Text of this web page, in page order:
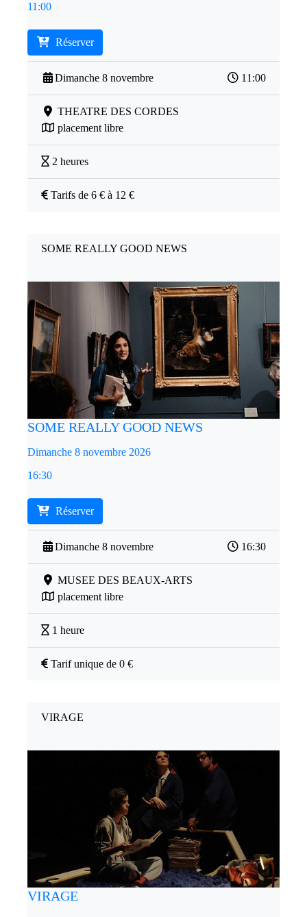
11:00
Réserver
Dimanche 8 novembre 11:00
THEATRE DES CORDES
placement libre
2 heures
Tarifs de 6 € à 12 €
SOME REALLY GOOD NEWS
SOME REALLY GOOD NEWS
Dimanche 8 novembre 2026
16:30
Réserver
Dimanche 8 novembre 16:30
MUSEE DES BEAUX-ARTS
placement libre
1 heure
Tarif unique de 0 €
VIRAGE
VIRAGE